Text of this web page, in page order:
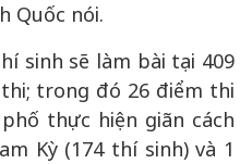
Quốc nói.
sinh sẽ làm bài tại 409
trong đó 26 điểm thi
thực hiện giãn cách
Kỳ (174 thí sinh) và 1